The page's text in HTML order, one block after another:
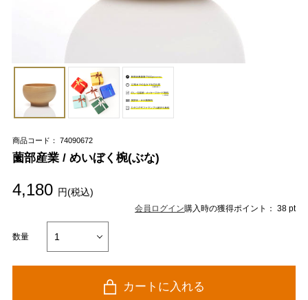
商品コード： 74090672
薗部産業 / めいぼく椀(ぶな)
4,180 円(税込)
会員ログイン購入時の獲得ポイント： 38 pt
数量
カートに入れる